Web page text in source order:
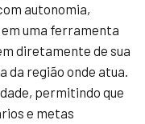
autonomia,
uma ferramenta
diretamente de sua
da região onde atua.
permitindo que
e metas